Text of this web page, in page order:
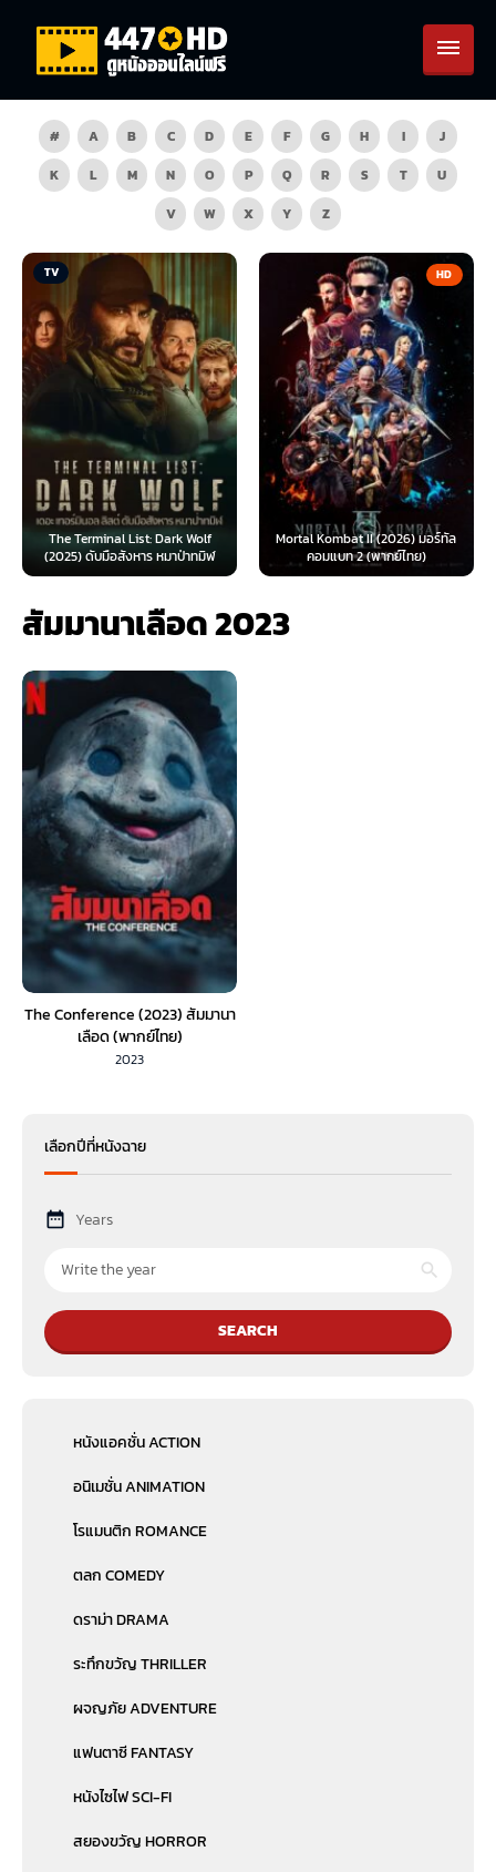
# A B C D E F G H I
J
K
L M N O P Q R S T
U
V
W X Y Z
TV
The Terminal List: Dark Wolf
(2025) ดับมือสังหาร หมาป่าทมิฬ
HD
Mortal Kombat II (2026) มอร์ทัล
คอมแบท 2 (พากย์ไทย)
สัมมานาเลือด 2023
The Conference (2023) สัมมานา
เลือด (พากย์ไทย)
2023
เลือกปีที่หนังฉาย
Years
SEARCH
หนังแอคชั่น ACTION
อนิเมชั่น ANIMATION
โรแมนติก ROMANCE
ตลก COMEDY
ดราม่า DRAMA
ระทึกขวัญ THRILLER
ผจญภัย ADVENTURE
แฟนตาซี FANTASY
หนังไซไฟ SCI-FI
สยองขวัญ HORROR